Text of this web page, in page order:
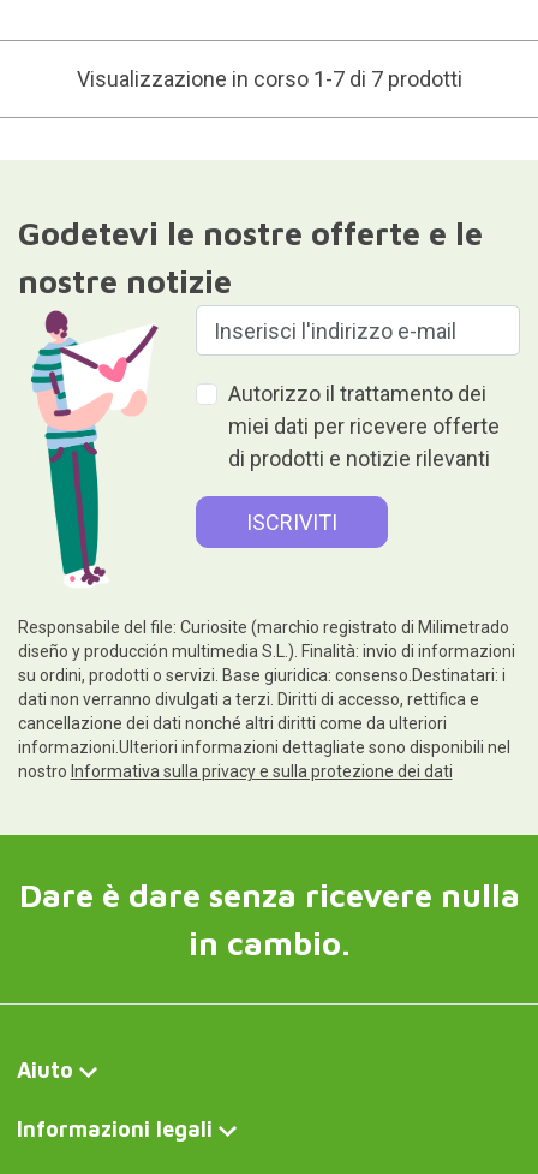
Visualizzazione in corso 1-7 di 7 prodotti
Godetevi le nostre offerte e le
nostre notizie
Autorizzo il trattamento dei
miei dati per ricevere offerte
di prodotti e notizie rilevanti
Responsabile del file: Curiosite (marchio registrato di Milimetrado
diseño y producción multimedia S.L.). Finalità: invio di informazioni
su ordini, prodotti o servizi. Base giuridica: consenso.Destinatari: i
dati non verranno divulgati a terzi. Diritti di accesso, rettifica e
cancellazione dei dati nonché altri diritti come da ulteriori
informazioni.Ulteriori informazioni dettagliate sono disponibili nel
nostro Informativa sulla privacy e sulla protezione dei dati
Dare è dare senza ricevere nulla
in cambio.
Aiuto
Informazioni legali